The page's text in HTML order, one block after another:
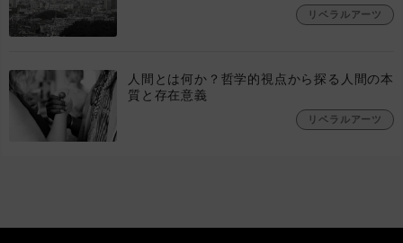
リベラルアーツ
人間とは何か？哲学的視点から探る人間の本
質と存在意義
リベラルアーツ